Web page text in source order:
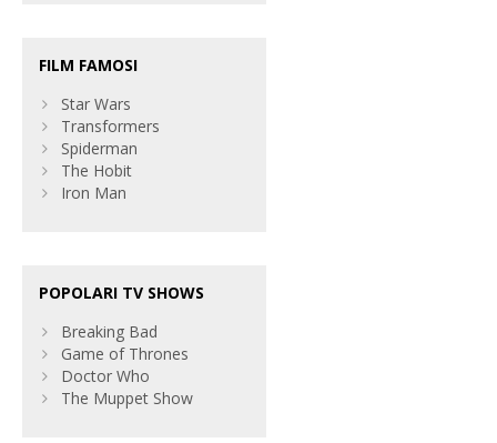
FILM FAMOSI
Star Wars
Transformers
Spiderman
The Hobit
Iron Man
POPOLARI TV SHOWS
Breaking Bad
Game of Thrones
Doctor Who
The Muppet Show